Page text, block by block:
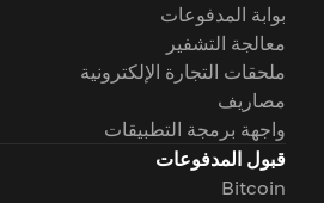
بوابة المدفوعات
معالجة التشفير
ملحقات التجارة الإلكترونية
مصاريف
واجهة برمجة التطبيقات
قبول المدفوعات
Bitcoin